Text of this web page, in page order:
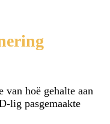
van hoë gehalte aan
lig pasgemaakte